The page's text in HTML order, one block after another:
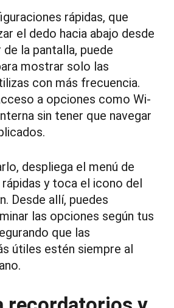
rápidas, que
el dedo hacia abajo desde
la pantalla, puede
mostrar solo las
con más frecuencia.
a opciones como Wi-
sin tener que navegar
despliega el menú de
y toca el icono del
Desde allí, puedes
las opciones según tus
que las
útiles estén siempre al